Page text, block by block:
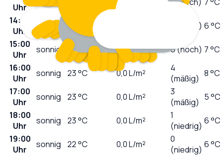
Uhr
14:00
Uhr
sonnig 23 6 (hoch) 6 °C
15:00
Uhr
sonnig 23°C 0,0L/m² 6 (hoch) 7 °C
16:00
Uhr
sonnig 23°C 0,0L/m²
4
(mäßig) 8 °C
17:00
Uhr
sonnig 23°C 0,0L/m²
3
(mäßig) 5 °C
18:00
Uhr
sonnig 23°C 0,0L/m²
1
(niedrig) 6 °C
19:00
Uhr
sonnig 22°C 0,0L/m²
0
(niedrig) 6 °C